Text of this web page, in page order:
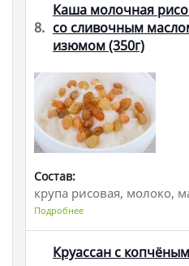
8.
Каша молочная
со сливочным
изюмом(350г)
Состав:
крупа рисовая, молоко,
Подробнее
Круассан с копчёным